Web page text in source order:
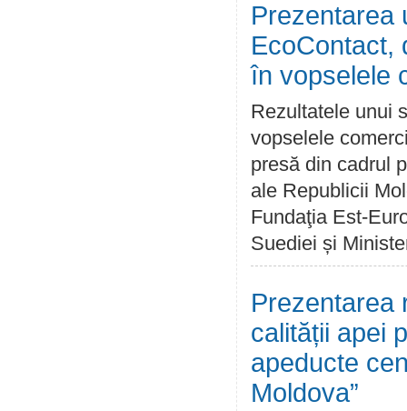
Prezentarea
EcoContact,
în vopselele
Rezultatele unui
vopselele
presă din cadrul
ale Republicii
Fundaţia Est-
Suediei și
Prezentarea
calității apei
apeducte
Moldova”